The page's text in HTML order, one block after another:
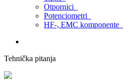
Otpornici
Potenciometri
HF-, EMC komponente
Tehnička pitanja